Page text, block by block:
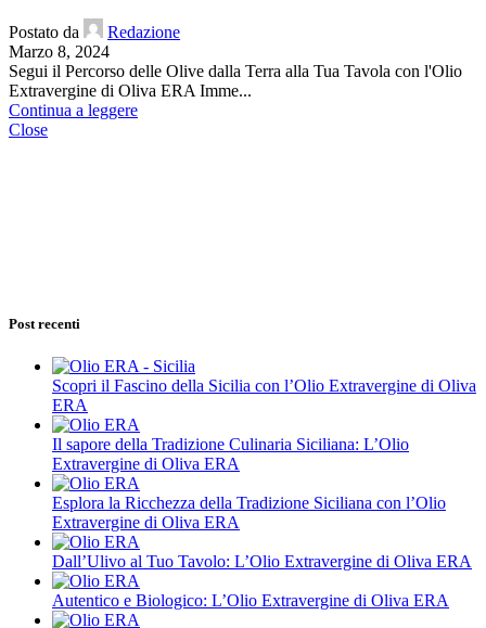
Postato da
Redazione
Marzo 8, 2024
Segui il Percorso delle Olive dalla Terra alla Tua Tavola con l'Olio
Extravergine di Oliva ERA Imme...
Continua a leggere
Close
Post recenti
Scopri il Fascino della Sicilia con l’Olio Extravergine di Oliva
ERA
Il sapore della Tradizione Culinaria Siciliana: L’Olio
Extravergine di Oliva ERA
Esplora la Ricchezza della Tradizione Siciliana con l’Olio
Extravergine di Oliva ERA
Dall’Ulivo al Tuo Tavolo: L’Olio Extravergine di Oliva ERA
Autentico e Biologico: L’Olio Extravergine di Oliva ERA